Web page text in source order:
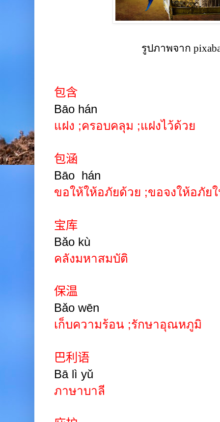
รูปภาพจาก
包含
Bāo hán
แฝง ;ครอบคลุม ;แฝงไว้ด้วย
包涵
Bāo hán
ขอให้ให้อภัยด้วย ;ขอจงให้อภัย
宝库
Bǎo kù
คลังมหาสมบัติ
保温
Bǎo wēn
เก็บความร้อน ;รักษาอุณหภูมิ
巴利语
Bā lì yǔ
ภาษาบาลี